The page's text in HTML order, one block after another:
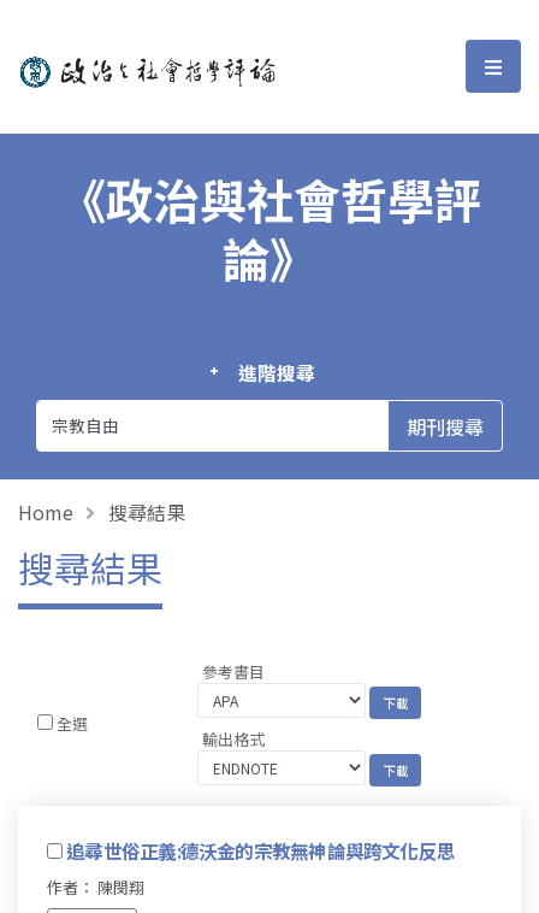
政治與社會哲學評論 選
《政治與社會哲學評
論》
進階搜尋
Home 搜尋結果
搜尋結果
全選
參考書目
輸出格式
追尋世俗正義:德沃金的宗教無神論與跨文化反思
作者： 陳閔翔